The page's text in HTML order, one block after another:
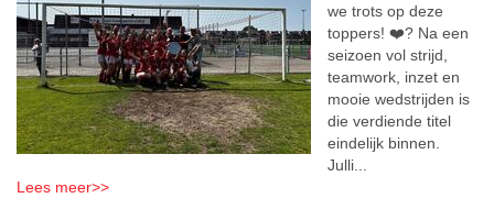
we trots op deze
toppers! ❤️? Na een
seizoen vol strijd,
teamwork, inzet en
mooie wedstrijden is
die verdiende titel
eindelijk binnen.
Julli...
Lees meer>>